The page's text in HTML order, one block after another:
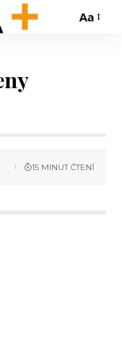
Aa
15 MINUT ČTENÍ